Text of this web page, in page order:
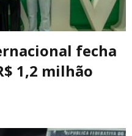
fecha
1,2 milhão